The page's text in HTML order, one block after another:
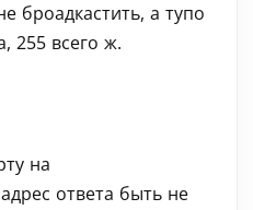
броадкастить, а тупо
255 всего ж.
на
ответа быть не